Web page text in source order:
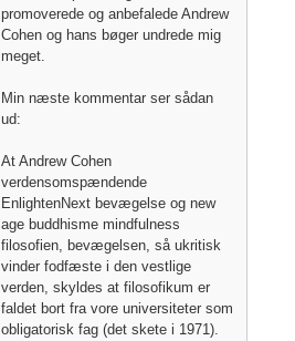
promoverede og anbefalede Andrew
Cohen og hans bøger undrede mig
meget.
Min næste kommentar ser sådan
ud:
At Andrew Cohen
verdensomspændende
EnlightenNext bevægelse og new
age buddhisme mindfulness
filosofien, bevægelsen, så ukritisk
vinder fodfæste i den vestlige
verden, skyldes at filosofikum er
faldet bort fra vore universiteter som
obligatorisk fag (det skete i 1971).